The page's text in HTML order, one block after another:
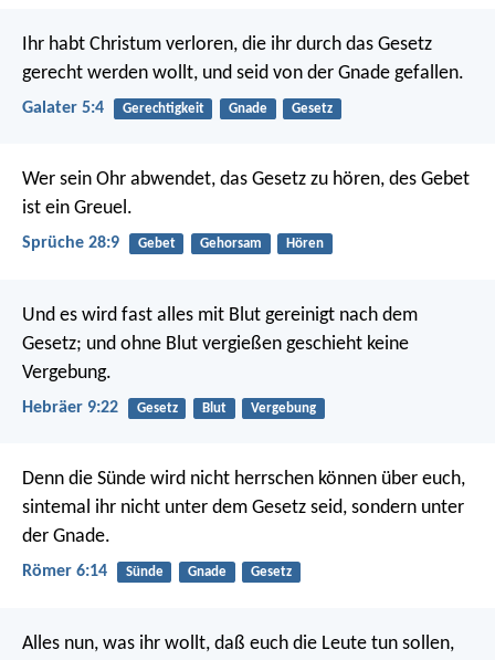
Ihr habt Christum verloren, die ihr durch das Gesetz
gerecht werden wollt, und seid von der Gnade gefallen.
Galater 5:4 Gerechtigkeit Gnade Gesetz
Wer sein Ohr abwendet, das Gesetz zu hören, des Gebet
ist ein Greuel.
Sprüche 28:9 Gebet Gehorsam Hören
Und es wird fast alles mit Blut gereinigt nach dem
Gesetz; und ohne Blut vergießen geschieht keine
Vergebung.
Hebräer 9:22 Gesetz Blut Vergebung
Denn die Sünde wird nicht herrschen können über euch,
sintemal ihr nicht unter dem Gesetz seid, sondern unter
der Gnade.
Römer 6:14 Sünde Gnade Gesetz
Alles nun, was ihr wollt, daß euch die Leute tun sollen,